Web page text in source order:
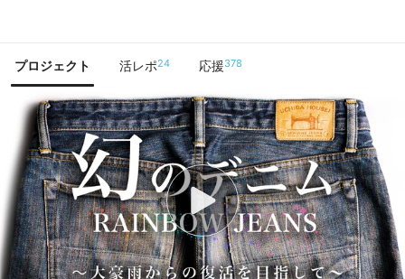
プロジェクト 活レポ24 応援378